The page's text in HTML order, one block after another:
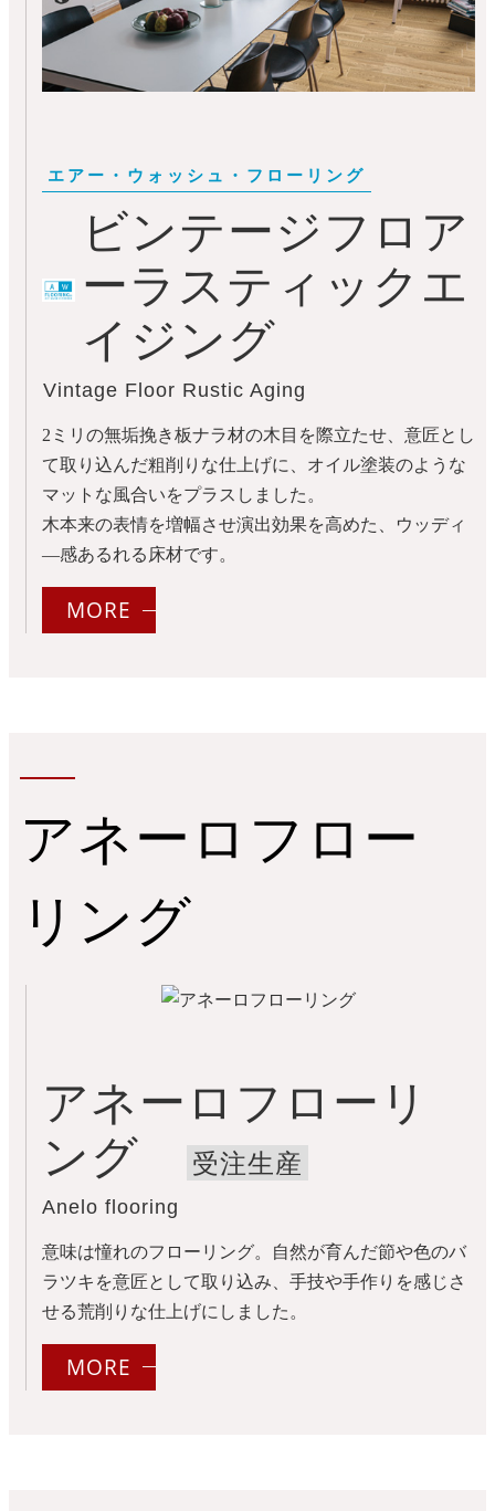
ビンテージフロア
ーラスティックエ
イジング
Vintage Floor Rustic Aging
2ミリの無垢挽き板ナラ材の木目を際立たせ、意匠とし
て取り込んだ粗削りな仕上げに、オイル塗装のような
マットな風合いをプラスしました。
木本来の表情を増幅させ演出効果を高めた、ウッディ
―感あるれる床材です。
MORE
アネーロフロー
リング
アネーロフローリ
ング
受注生産
Anelo flooring
意味は憧れのフローリング。自然が育んだ節や色のバ
ラツキを意匠として取り込み、手技や手作りを感じさ
せる荒削りな仕上げにしました。
MORE